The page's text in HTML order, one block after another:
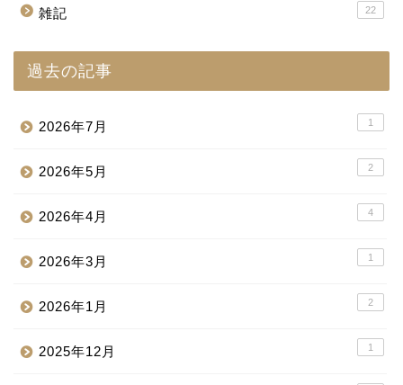
雑記 22
過去の記事
2026年7月 1
2026年5月 2
2026年4月 4
2026年3月 1
2026年1月 2
2025年12月 1